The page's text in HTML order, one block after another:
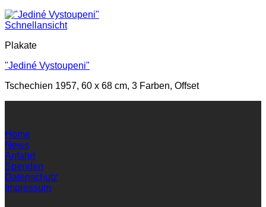
Schnellansicht
Plakate
"Jediné Vystoupeni"
Tschechien 1957, 60 x 68 cm, 3 Farben, Offset
Home
News
Anfahrt
Spenden
Datenschutz
Impressum